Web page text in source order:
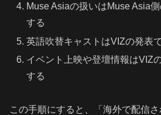
Muse Asiaの扱いはMuse Asia
する
英語吹替キャストはVIZの発表
イベント上映や登壇情報はVIZ
する
この手順にすると、「海外で配信